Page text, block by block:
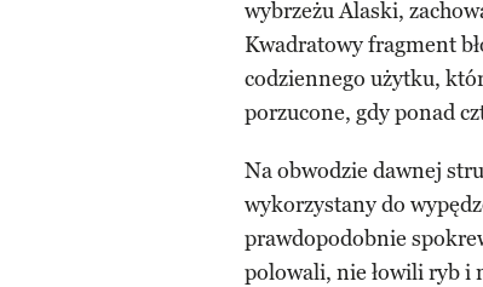
wybrzeżu Alaski,
Kwadratowy fragment
codziennego użytku,
porzucone, gdy ponad
Na obwodzie dawnej
wykorzystany do
prawdopodobnie
polowali, nie łowili ryb i